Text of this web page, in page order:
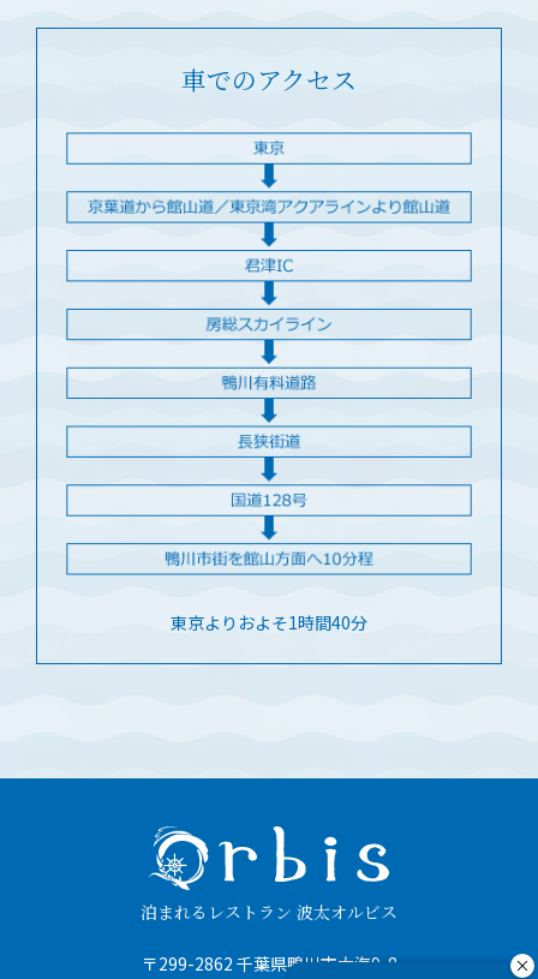
車でのアクセス
東京よりおよそ1時間40分
泊まれるレストラン 波太オルビス
〒299-2862 千葉県鴨川市太海9-8